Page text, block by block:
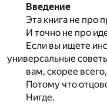
Введение
Эта книга не про
И точно не про
Если вы ищете
универсальные
вам, скорее
Потому что
Нигде.